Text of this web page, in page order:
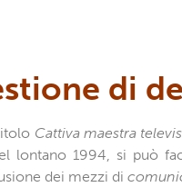
di
Cattiva maestra
lontano 1994, si può
dei mezzi di